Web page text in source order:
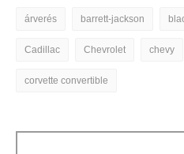
árverés barrett-jackson
Cadillac Chevrolet chevy
corvette convertible